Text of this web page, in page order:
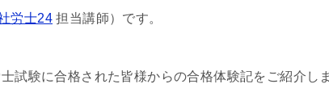
労士24 担当講師）です。
試験に合格された皆様からの合格体験記をご紹介し